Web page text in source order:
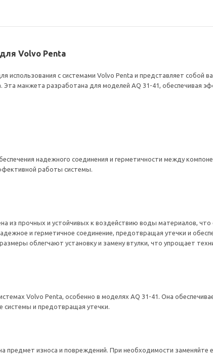
Volvo Penta
использования с системами Volvo Penta и представляет
манжета разработана для моделей AQ 31-41, обеспечивая
надежного соединения и герметичности между
работы системы.
из прочных и устойчивых к воздействию воды материалов,
и герметичное соединение, предотвращая утечки и
облегчают установку и замену втулки, что упрощает
Volvo Penta, особенно в моделях AQ 31-41. Она
системы и предотвращая утечки.
предмет износа и повреждений. При необходимости